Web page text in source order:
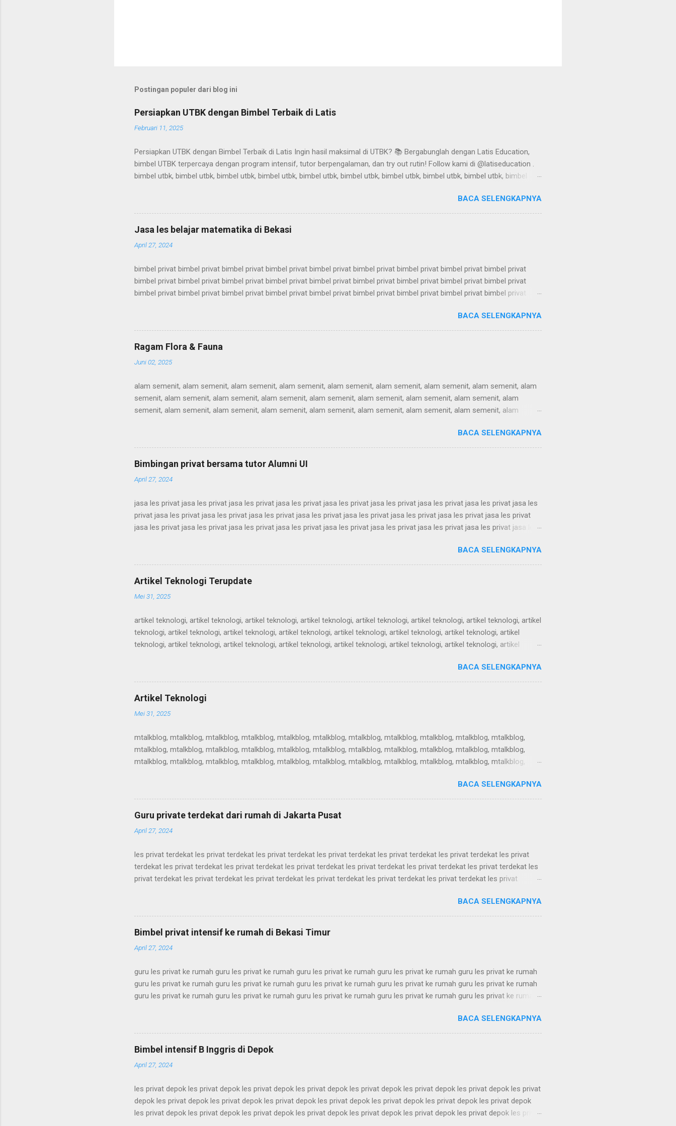
Postingan populer dari blog ini
Persiapkan UTBK dengan Bimbel Terbaik di Latis
Februari 11, 2025
Persiapkan UTBK dengan Bimbel Terbaik di Latis Ingin hasil maksimal di UTBK? 📚 Bergabunglah dengan Latis Education,
bimbel UTBK terpercaya dengan program intensif, tutor berpengalaman, dan try out rutin! Follow kami di @latiseducation .
bimbel utbk, bimbel utbk, bimbel utbk, bimbel utbk, bimbel utbk, bimbel utbk, bimbel utbk, bimbel utbk, bimbel utbk, bimbel
bimbel utbk, bimbel utbk, bimbel utbk, bimbel utbk, bimbel utbk, bimbel utbk, bimbel utbk, bimbel utbk, bimbel utbk, bimbel
utbk, bimbel utbk, bimbel utbk, bimbel utbk, bimbel utbk, bimbel utbk, bimbel utbk, bimbel utbk, bimbel utbk, bimbel utbk,
bimbel utbk, bimbel utbk, bimbel utbk, bimbel utbk, bimbel utbk, bimbel utbk, bimbel utbk, bimbel utbk, bimbel utbk, bimbel
utbk, bimbel utbk, bimbel utbk, bimbel utbk, bimbel utbk, bimbel utbk, bimbel utbk, bimbel...
BACA SELENGKAPNYA
Jasa les belajar matematika di Bekasi
April 27, 2024
bimbel privat bimbel privat bimbel privat bimbel privat bimbel privat bimbel privat bimbel privat bimbel privat bimbel privat
bimbel privat bimbel privat bimbel privat bimbel privat bimbel privat bimbel privat bimbel privat bimbel privat bimbel privat
bimbel privat bimbel privat bimbel privat bimbel privat bimbel privat bimbel privat bimbel privat bimbel privat bimbel privat
bimbel privat bimbel privat bimbel privat bimbel privat bimbel privat bimbel privat bimbel privat bimbel privat bimbel privat
bimbel privat bimbel privat bimbel privat bimbel privat bimbel privat bimbel privat bimbel privat bimbel privat bimbel privat
bimbel privat bimbel privat bimbel privat bimbel privat bimbel privat bimbel privat bimbel privat bimbel privat bimbel privat
bimbel privat bimbel privat bimbel privat bimbel pri...
BACA SELENGKAPNYA
Ragam Flora & Fauna
Juni 02, 2025
alam semenit, alam semenit, alam semenit, alam semenit, alam semenit, alam semenit, alam semenit, alam semenit, alam
semenit, alam semenit, alam semenit, alam semenit, alam semenit, alam semenit, alam semenit, alam semenit, alam
semenit, alam semenit, alam semenit, alam semenit, alam semenit, alam semenit, alam semenit, alam semenit, alam
semenit, alam semenit, alam semenit, alam semenit, alam semenit, alam semenit, alam semenit, alam semenit, alam
semenit, alam semenit, alam semenit, alam semenit, alam semenit, alam semenit, alam semenit, alam semenit, alam
semenit, alam semenit, alam semenit, alam semenit, alam semenit, alam semenit, alam semenit, alam sem...
BACA SELENGKAPNYA
Bimbingan privat bersama tutor Alumni UI
April 27, 2024
jasa les privat jasa les privat jasa les privat jasa les privat jasa les privat jasa les privat jasa les privat jasa les privat jasa les
privat jasa les privat jasa les privat jasa les privat jasa les privat jasa les privat jasa les privat jasa les privat jasa les privat
jasa les privat jasa les privat jasa les privat jasa les privat jasa les privat jasa les privat jasa les privat jasa les privat jasa les
jasa les privat jasa les privat jasa les privat jasa les privat jasa les privat jasa les privat jasa les privat jasa les privat jasa les
privat jasa les privat jasa les privat jasa les privat jasa les privat jasa les privat jasa les privat jasa les privat jasa les privat
jasa les privat jasa les privat jasa les privat jasa les privat jasa les privat jasa les privat jasa les privat jasa les priva...
BACA SELENGKAPNYA
Artikel Teknologi Terupdate
Mei 31, 2025
artikel teknologi, artikel teknologi, artikel teknologi, artikel teknologi, artikel teknologi, artikel teknologi, artikel teknologi, artikel
teknologi, artikel teknologi, artikel teknologi, artikel teknologi, artikel teknologi, artikel teknologi, artikel teknologi, artikel
teknologi, artikel teknologi, artikel teknologi, artikel teknologi, artikel teknologi, artikel teknologi, artikel teknologi, artikel
teknologi, artikel teknologi, artikel teknologi, artikel teknologi, artikel teknologi, artikel teknologi, artikel teknologi, artikel
teknologi, artikel teknologi, artikel teknologi, artikel teknologi, artikel teknologi, artikel teknologi, artikel teknologi, artikel
teknologi, artikel teknologi, artikel teknologi, artikel teknologi, artikel teknologi, artikel teknologi, artikel teknologi, artikel
BACA SELENGKAPNYA
Artikel Teknologi
Mei 31, 2025
mtalkblog, mtalkblog, mtalkblog, mtalkblog, mtalkblog, mtalkblog, mtalkblog, mtalkblog, mtalkblog, mtalkblog, mtalkblog,
mtalkblog, mtalkblog, mtalkblog, mtalkblog, mtalkblog, mtalkblog, mtalkblog, mtalkblog, mtalkblog, mtalkblog, mtalkblog,
mtalkblog, mtalkblog, mtalkblog, mtalkblog, mtalkblog, mtalkblog, mtalkblog, mtalkblog, mtalkblog, mtalkblog, mtalkblog,
mtalkblog, mtalkblog, mtalkblog, mtalkblog, mtalkblog, mtalkblog, mtalkblog, mtalkblog, mtalkblog, mtalkblog, mtalkblog,
mtalkblog, mtalkblog, mtalkblog, mtalkblog, mtalkblog, mtalkblog, mtalkblog, mtalkblog, mtalkblog, mtalkblog, mtalkblog,
mtalkblog, mtalkblog, mtalkblog, mtalkblog, mtalkblog, mtalkblog, mtalkblog, mtalkblog, mtalkblog, mtalkblog, mtalkblog,...
BACA SELENGKAPNYA
Guru private terdekat dari rumah di Jakarta Pusat
April 27, 2024
les privat terdekat les privat terdekat les privat terdekat les privat terdekat les privat terdekat les privat terdekat les privat
terdekat les privat terdekat les privat terdekat les privat terdekat les privat terdekat les privat terdekat les privat terdekat les
privat terdekat les privat terdekat les privat terdekat les privat terdekat les privat terdekat les privat terdekat les privat
privat terdekat les privat terdekat les privat terdekat les privat terdekat les privat terdekat les privat terdekat les privat
terdekat les privat terdekat les privat terdekat les privat terdekat les privat terdekat les privat terdekat les privat terdekat les
privat terdekat les privat terdekat les privat terdekat les privat terdekat les privat terdekat les privat terdekat les privat
terdekat les privat terdekat les privat te...
BACA SELENGKAPNYA
Bimbel privat intensif ke rumah di Bekasi Timur
April 27, 2024
guru les privat ke rumah guru les privat ke rumah guru les privat ke rumah guru les privat ke rumah guru les privat ke rumah
guru les privat ke rumah guru les privat ke rumah guru les privat ke rumah guru les privat ke rumah guru les privat ke rumah
guru les privat ke rumah guru les privat ke rumah guru les privat ke rumah guru les privat ke rumah guru les privat ke rumah
guru les privat ke rumah guru les privat ke rumah guru les privat ke rumah guru les privat ke rumah guru les privat ke rumah
guru les privat ke rumah guru les privat ke rumah guru les privat ke rumah guru les privat ke rumah guru les privat ke rumah
guru les privat ke rumah guru les privat ke rumah guru les privat ke rumah guru les privat ke rumah guru les privat ke rumah
guru les privat ke rumah guru les privat ke rumah guru les privat ke rumah guru les pri...
BACA SELENGKAPNYA
Bimbel intensif B Inggris di Depok
April 27, 2024
les privat depok les privat depok les privat depok les privat depok les privat depok les privat depok les privat depok les privat
depok les privat depok les privat depok les privat depok les privat depok les privat depok les privat depok les privat depok
les privat depok les privat depok les privat depok les privat depok les privat depok les privat depok les privat depok les privat